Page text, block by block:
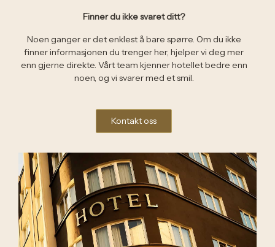
Finner du ikke svaret ditt?
Noen ganger er det enklest å bare spørre. Om du ikke
finner informasjonen du trenger her, hjelper vi deg mer
enn gjerne direkte. Vårt team kjenner hotellet bedre enn
noen, og vi svarer med et smil.
Kontakt oss